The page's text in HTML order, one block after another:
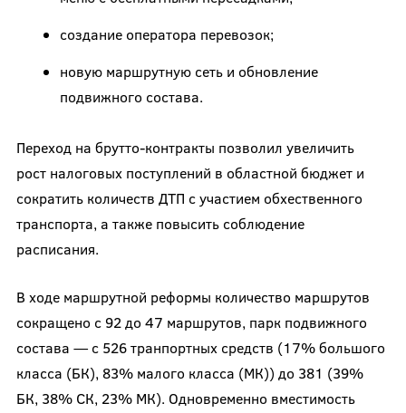
создание оператора перевозок;
новую маршрутную сеть и обновление
подвижного состава.
Переход на брутто-контракты позволил увеличить
рост налоговых поступлений в областной бюджет и
сократить количеств ДТП с участием обхественного
транспорта, а также повысить соблюдение
расписания.
В ходе маршрутной реформы количество маршрутов
сокращено с 92 до 47 маршрутов, парк подвижного
состава — с 526 транпортных средств (17% большого
класса (БК), 83% малого класса (МК)) до 381 (39%
БК, 38% СК, 23% МК). Одновременно вместимость